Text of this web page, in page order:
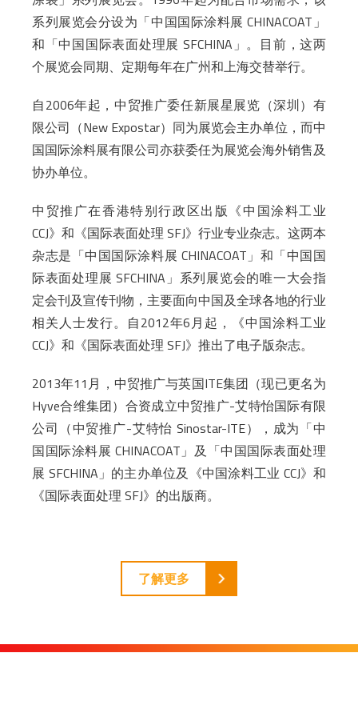
系列展览会分设为「中国国际涂料展 CHINACOAT」
和「中国国际表面处理展 SFCHINA」。目前，这两
个展览会同期、定期每年在广州和上海交替举行。
自2006年起，中贸推广委任新展星展览（深圳）有
限公司（New Expostar）同为展览会主办单位，而中
国国际涂料展有限公司亦获委任为展览会海外销售及
协办单位。
中贸推广在香港特别行政区出版《中国涂料工业
CCJ》和《国际表面处理 SFJ》行业专业杂志。这两本
杂志是「中国国际涂料展 CHINACOAT」和「中国国
际表面处理展 SFCHINA」系列展览会的唯一大会指
定会刊及宣传刊物，主要面向中国及全球各地的行业
相关人士发行。自2012年6月起，《中国涂料工业
CCJ》和《国际表面处理 SFJ》推出了电子版杂志。
2013年11月，中贸推广与英国ITE集团（现已更名为
Hyve合维集团）合资成立中贸推广-艾特怡国际有限
公司（中贸推广-艾特怡 Sinostar-ITE），成为「中
国国际涂料展 CHINACOAT」及「中国国际表面处理
展 SFCHINA」的主办单位及《中国涂料工业 CCJ》和
《国际表面处理 SFJ》的出版商。
了解更多